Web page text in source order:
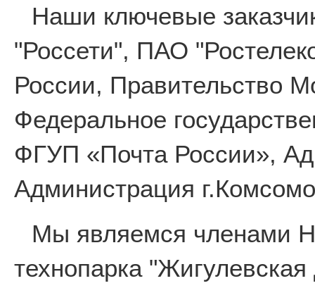
Наши ключевые
"Россети", ПАО
России, Правительство
Федеральное
ФГУП «Почта России»,
Администрация
Мы являемся членами
технопарка